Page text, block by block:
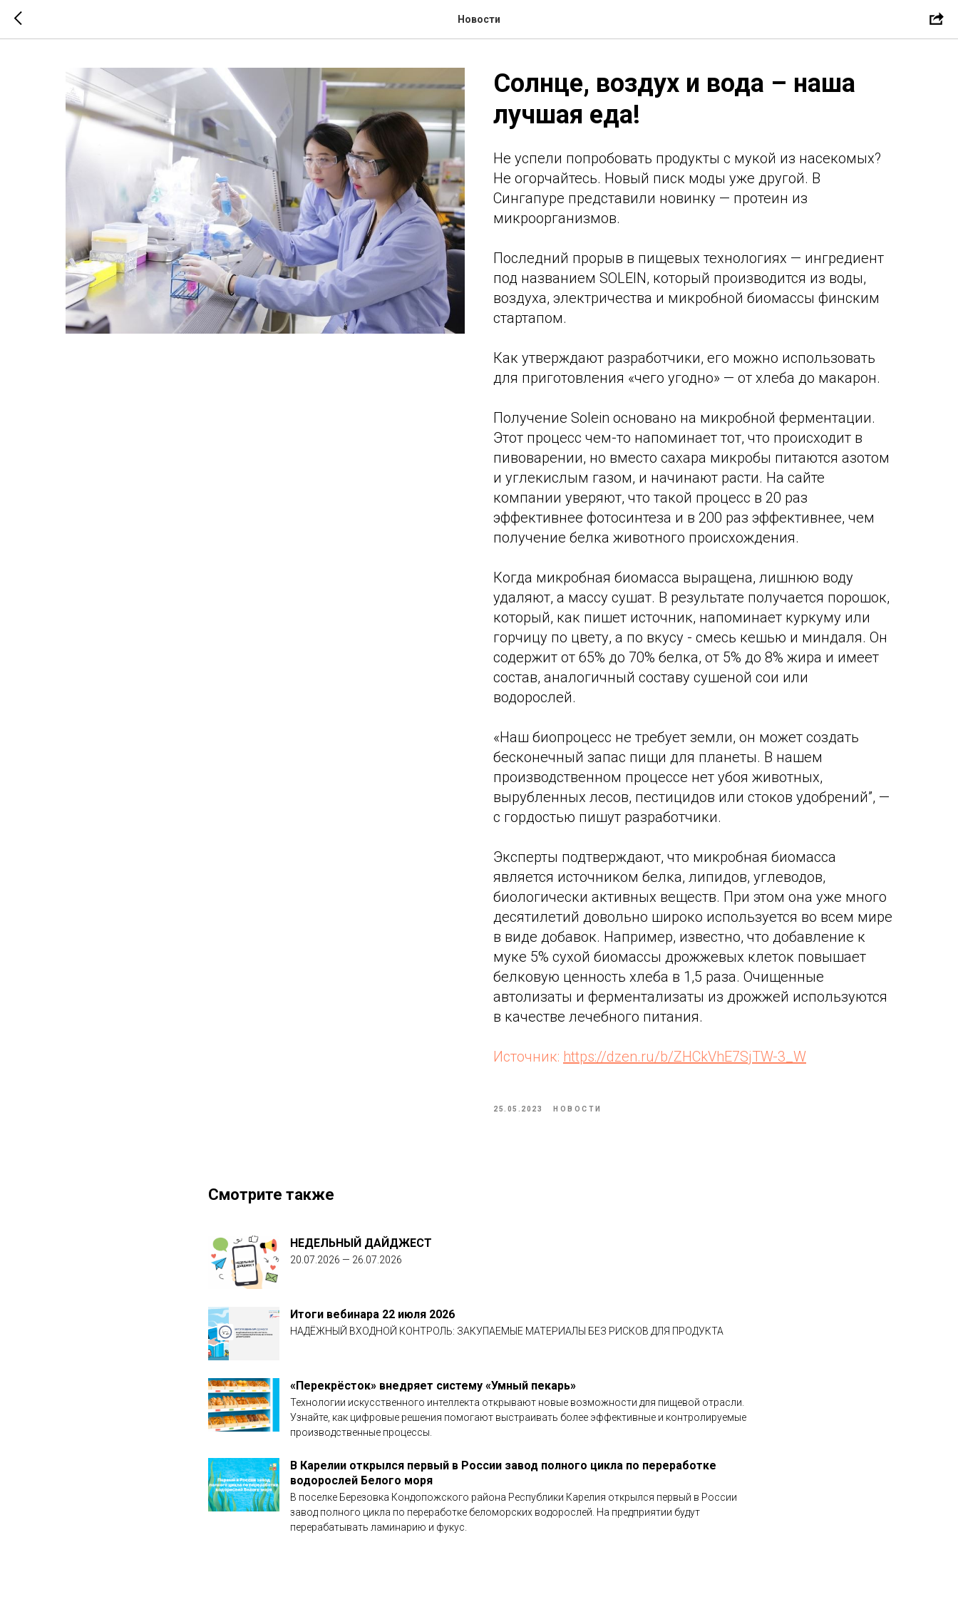
Новости
Солнце, воздух и вода – наша
лучшая еда!
Не успели попробовать продукты с мукой из насекомых?
Не огорчайтесь. Новый писк моды уже другой. В
Сингапуре представили новинку — протеин из
микроорганизмов.
Последний прорыв в пищевых технологиях — ингредиент
под названием SOLEIN, который производится из воды,
воздуха, электричества и микробной биомассы финским
стартапом.
Как утверждают разработчики, его можно использовать
для приготовления «чего угодно» — от хлеба до макарон.
Получение Solein основано на микробной ферментации.
Этот процесс чем-то напоминает тот, что происходит в
пивоварении, но вместо сахара микробы питаются азотом
и углекислым газом, и начинают расти. На сайте
компании уверяют, что такой процесс в 20 раз
эффективнее фотосинтеза и в 200 раз эффективнее, чем
получение белка животного происхождения.
Когда микробная биомасса выращена, лишнюю воду
удаляют, а массу сушат. В результате получается порошок,
который, как пишет источник, напоминает куркуму или
горчицу по цвету, а по вкусу - смесь кешью и миндаля. Он
содержит от 65% до 70% белка, от 5% до 8% жира и имеет
состав, аналогичный составу сушеной сои или
водорослей.
«Наш биопроцесс не требует земли, он может создать
бесконечный запас пищи для планеты. В нашем
производственном процессе нет убоя животных,
вырубленных лесов, пестицидов или стоков удобрений”, —
с гордостью пишут разработчики.
Эксперты подтверждают, что микробная биомасса
является источником белка, липидов, углеводов,
биологически активных веществ. При этом она уже много
десятилетий довольно широко используется во всем мире
в виде добавок. Например, известно, что добавление к
муке 5% сухой биомассы дрожжевых клеток повышает
белковую ценность хлеба в 1,5 раза. Очищенные
автолизаты и ферментализаты из дрожжей используются
в качестве лечебного питания.
Источник: https://dzen.ru/b/ZHCkVhE7SjTW-3_W
25.05.2023 НОВОСТИ
Смотрите также
НЕДЕЛЬНЫЙ ДАЙДЖЕСТ
20.07.2026 — 26.07.2026
Итоги вебинара 22 июля 2026
НАДЁЖНЫЙ ВХОДНОЙ КОНТРОЛЬ: ЗАКУПАЕМЫЕ МАТЕРИАЛЫ БЕЗ РИСКОВ ДЛЯ ПРОДУКТА
«Перекрёсток» внедряет систему «Умный пекарь»
Технологии искусственного интеллекта открывают новые возможности для пищевой отрасли.
Узнайте, как цифровые решения помогают выстраивать более эффективные и контролируемые
производственные процессы.
В Карелии открылся первый в России завод полного цикла по переработке
водорослей Белого моря
В поселке Березовка Кондопожского района Республики Карелия открылся первый в России
завод полного цикла по переработке беломорских водорослей. На предприятии будут
перерабатывать ламинарию и фукус.